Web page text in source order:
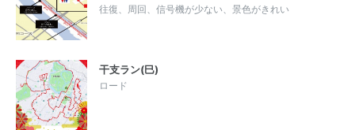
往復、周回、信号機が少ない、景色がきれい
干支ラン(巳)
ロード